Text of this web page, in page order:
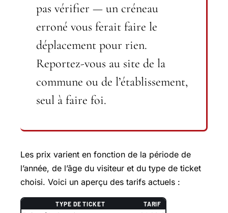
pas vérifier — un créneau
erroné vous ferait faire le
déplacement pour rien.
Reportez-vous au site de la
commune ou de l’établissement,
seul à faire foi.
Les prix varient en fonction de la période de
l’année, de l’âge du visiteur et du type de ticket
choisi. Voici un aperçu des tarifs actuels :
TYPE DE TICKET TARIF